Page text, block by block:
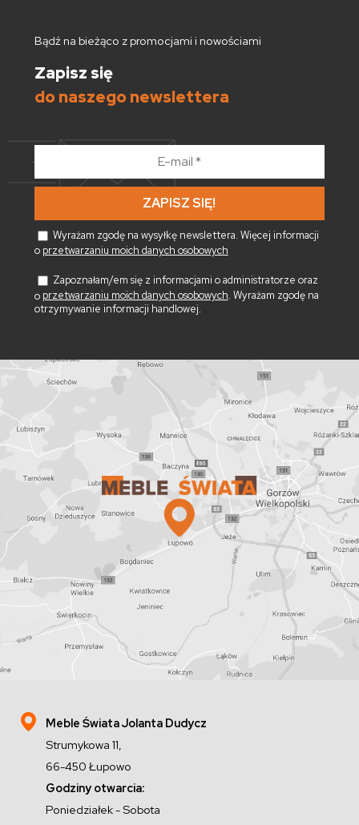
Bądź na bieżąco z promocjami i nowościami
Zapisz się
do naszego newslettera
*
Wyrażam zgodę na wysyłkę newslettera. Więcej informacji
o przetwarzaniu moich danych osobowych
Zapoznałam/em się z informacjami o administratorze oraz
o przetwarzaniu moich danych osobowych. Wyrażam zgodę na
otrzymywanie informacji handlowej.
Meble Świata Jolanta Dudycz
Strumykowa 11,
66-450 Łupowo
Godziny otwarcia:
Poniedziałek - Sobota